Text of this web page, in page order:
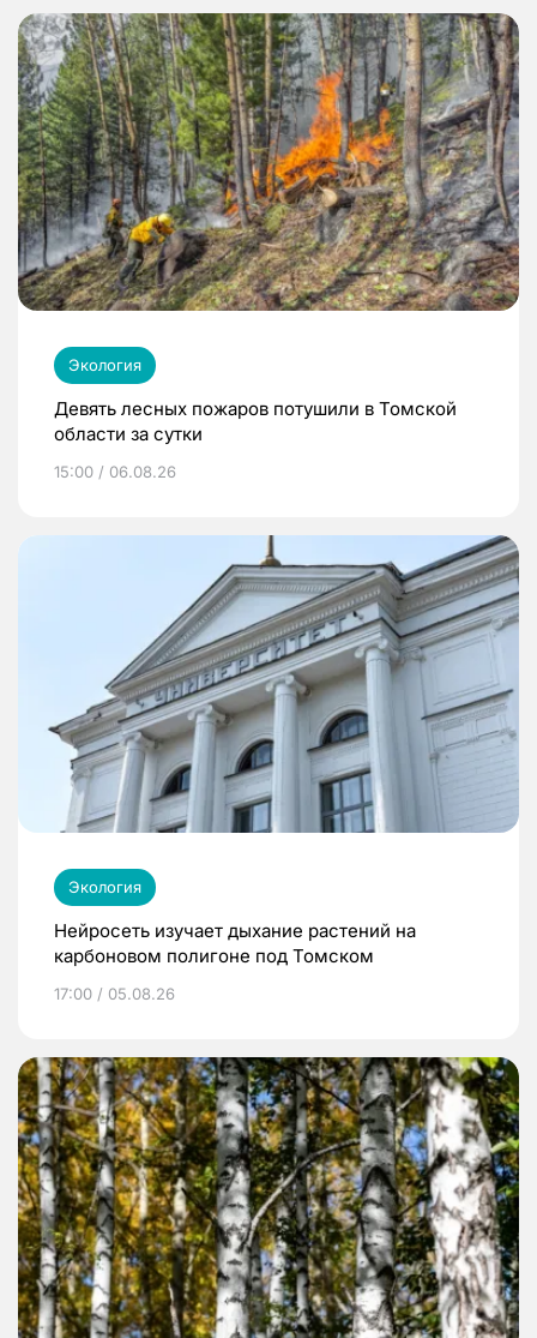
Экология
Девять лесных пожаров потушили в Томской
области за сутки
15:00 / 06.08.26
Экология
Нейросеть изучает дыхание растений на
карбоновом полигоне под Томском
17:00 / 05.08.26